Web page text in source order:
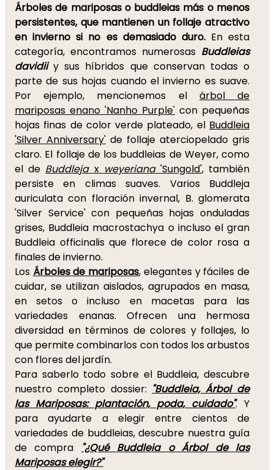
Árboles de mariposas o buddleias más o menos
persistentes, que mantienen un follaje atractivo
en invierno si no es demasiado duro.En esta
categoría, encontramos numerosas Buddleias
davidiiy sus híbridos que conservan todas o
parte de sus hojas cuando el invierno es suave.
Por ejemplo, mencionemos el árbol de
mariposas enano 'Nanho Purple' con pequeñas
hojas finas de color verde plateado, el Buddleia
'Silver Anniversary' de follaje aterciopelado gris
claro. El follaje de los buddleias de Weyer, como
el de Buddlejax weyeriana'Sungold', también
persiste en climas suaves. Varios Buddleja
auriculata con floración invernal, B. glomerata
'Silver Service' con pequeñas hojas onduladas
grises, Buddleia macrostachya o incluso el gran
Buddleia officinalis que florece de color rosa a
finales de invierno.
Los Árboles de mariposas, elegantes y fáciles de
cuidar, se utilizan aislados, agrupados en masa,
en setos o incluso en macetas para las
variedades enanas. Ofrecen una hermosa
diversidad en términos de colores y follajes, lo
que permite combinarlos con todos los arbustos
con flores del jardín.
Para saberlo todo sobre el Buddleia, descubre
nuestro completo dossier: "Buddleia, Árbol de
las Mariposas: plantación, poda, cuidado". Y
para ayudarte a elegir entre cientos de
variedades de buddleias, descubre nuestra guía
de compra
"¿Qué Buddleia o Árbol de las
Mariposas elegir?"